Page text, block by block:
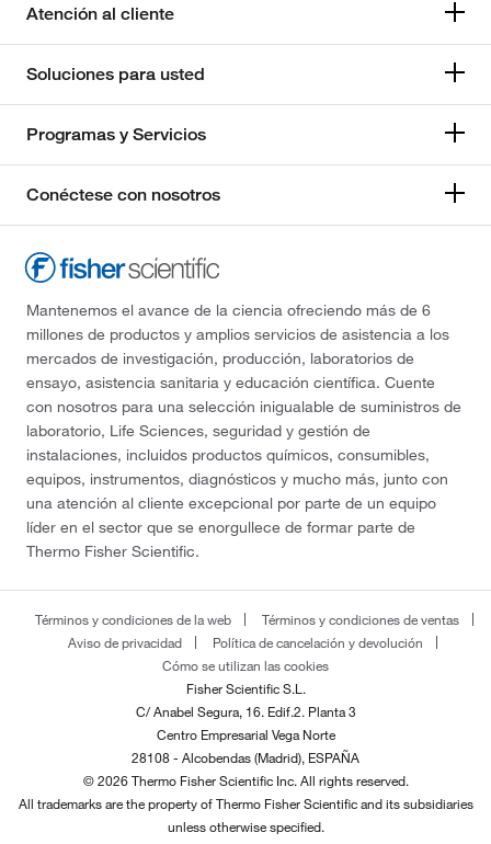
Atención al cliente
Soluciones para usted
Programas y Servicios
Conéctese con nosotros
Mantenemos el avance de la ciencia ofreciendo más de 6
millones de productos y amplios servicios de asistencia a los
mercados de investigación, producción, laboratorios de
ensayo, asistencia sanitaria y educación científica. Cuente
con nosotros para una selección inigualable de suministros de
laboratorio, Life Sciences, seguridad y gestión de
instalaciones, incluidos productos químicos, consumibles,
equipos, instrumentos, diagnósticos y mucho más, junto con
una atención al cliente excepcional por parte de un equipo
líder en el sector que se enorgullece de formar parte de
Thermo Fisher Scientific.
Términos y condiciones de la web
Términos y condiciones de ventas
Aviso de privacidad
Política de cancelación y devolución
Cómo se utilizan las cookies
Fisher Scientific S.L.
C/ Anabel Segura, 16. Edif.2. Planta 3
Centro Empresarial Vega Norte
28108 - Alcobendas (Madrid), ESPAÑA
© 2026 Thermo Fisher Scientific Inc. All rights reserved.
All trademarks are the property of Thermo Fisher Scientific and its subsidiaries
unless otherwise specified.